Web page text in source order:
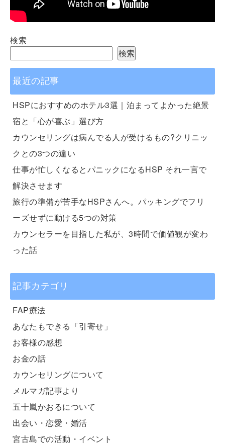
検索
検索
最近の記事
HSPにおすすめのホテル3選｜泊まってよかった絶景
宿と「心が喜ぶ」選び方
カウンセリングは病んでる人が受けるもの?クリニッ
クとの3つの違い
仕事が忙しくなるとパニックになるHSP それ一言で
解決させます
旅行の準備が苦手なHSPさんへ。パッキングでフリ
ーズせずに動ける5つの対策
カウンセラーを目指した私が、3時間で価値観が変わ
った話
記事カテゴリ
FAP療法
あなたもできる「引寄せ」
お客様の感想
お金の話
カウンセリングについて
メルマガ記事より
五十嵐かおるについて
出会い・恋愛・婚活
宮古島での活動・イベント